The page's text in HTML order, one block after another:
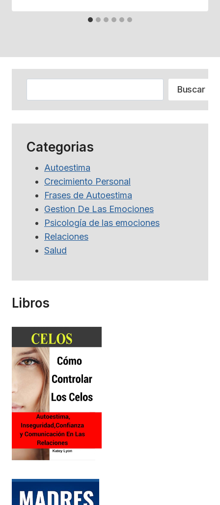
Buscar
Categorias
Autoestima
Crecimiento Personal
Frases de Autoestima
Gestion De Las Emociones
Psicología de las emociones
Relaciones
Salud
Libros